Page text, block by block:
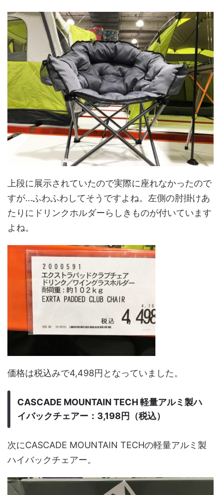
上段に展示されていたので実際に座れなかったので
すが...ふわふわしてそうですよね。左側の肘掛けあ
たりにドリンクホルダーらしきものが付いています
よね。
価格は税込みで4,498円となっていました。
CASCADE MOUNTAIN TECH 軽量アルミ製ハ
イバックチェアー：3,198円（税込）
次にCASCADE MOUNTAIN TECHの軽量アルミ製
ハイバックチェアー。